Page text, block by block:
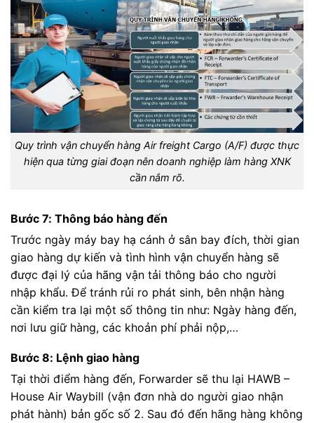
Quy trình vận chuyển hàng Air freight Cargo (A/F) được thực
hiện qua từng giai đoạn nên doanh nghiệp làm hàng XNK
cần nắm rõ.
Bước 7: Thông báo hàng đến
Trước ngày máy bay hạ cánh ở sân bay đích, thời gian
giao hàng dự kiến và tình hình vận chuyển hàng sẽ
được đại lý của hãng vận tải thông báo cho người
nhập khẩu. Để tránh rủi ro phát sinh, bên nhận hàng
cần kiểm tra lại một số thông tin như: Ngày hàng đến,
nơi lưu giữ hàng, các khoản phí phải nộp,…
Bước 8: Lệnh giao hàng
Tại thời điểm hàng đến, Forwarder sẽ thu lại HAWB –
House Air Waybill (vận đơn nhà do người giao nhận
phát hành) bản gốc số 2. Sau đó đến hãng hàng không